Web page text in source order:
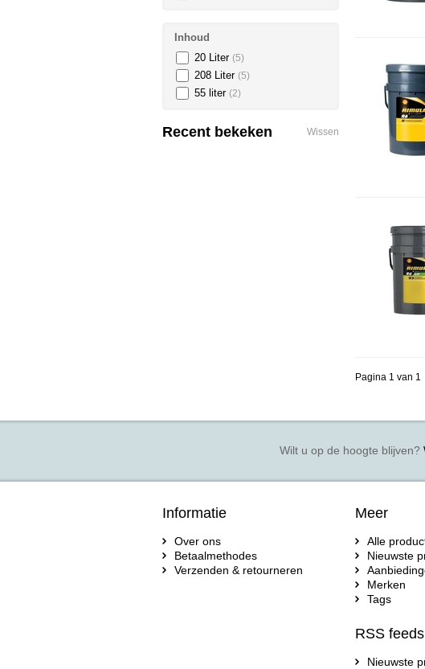
Pagina 1 van 1
Inhoud
20 Liter (5)
208 Liter (5)
55 liter (2)
Recent bekeken Wissen
Wilt u op de hoogte blijven?
Informatie
Over ons
Betaalmethodes
Verzenden & retourneren
Meer
Alle
Nieuwste
Merken
Tags
RSS feeds
Nieuwste